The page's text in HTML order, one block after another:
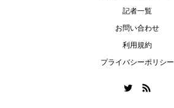
記者一覧
お問い合わせ
利用規約
プライバシーポリシー